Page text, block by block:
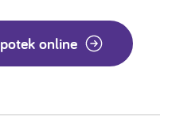
online